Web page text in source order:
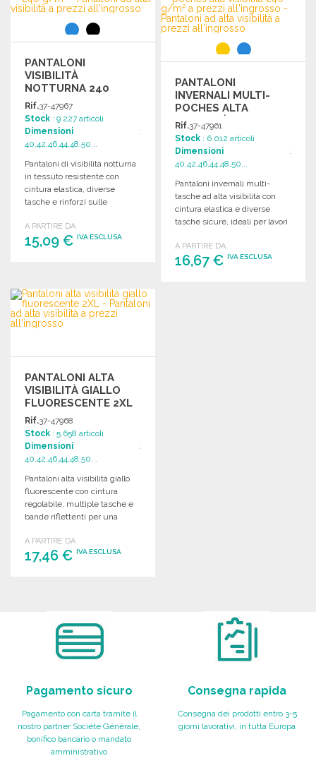
Richiedi un preventivo
PANTALONI
VISIBILITÀ
NOTTURNA 240
G/M²
Rif.37-47967
Stock : 9 227 articoli
Dimensioni :
40,42,46,44,48,50...
Pantaloni di visibilità notturna
in tessuto resistente con
cintura elastica, diverse
tasche e rinforzi sulle
A PARTIRE DA
15,09 € IVA ESCLUSA
Richiedi un preventivo
PANTALONI
INVERNALI MULTI-
POCHES ALTA
VISIBILITÀ 240 G/M²
Rif.37-47961
Stock : 6 012 articoli
Dimensioni :
40,42,46,44,48,50...
Pantaloni invernali multi-
tasche ad alta visibilità con
cintura elastica e diverse
tasche sicure, ideali per lavori
A PARTIRE DA
16,67 €IVA ESCLUSA
PANTALONI ALTA
VISIBILITÀ GIALLO
FLUORESCENTE 2XL
Rif.37-47968
Stock : 5 658 articoli
Dimensioni :
40,42,46,44,48,50...
Pantaloni alta visibilità giallo
fluorescente con cintura
regolabile, multiple tasche e
bande riflettenti per una
A PARTIRE DA
17,46 € IVA ESCLUSA
Pagamento sicuro
Pagamento con carta tramite il
nostro partner Société Générale,
bonifico bancario o mandato
amministrativo
Consegna rapida
Consegna dei prodotti entro 3-5
giorni lavorativi, in tutta Europa